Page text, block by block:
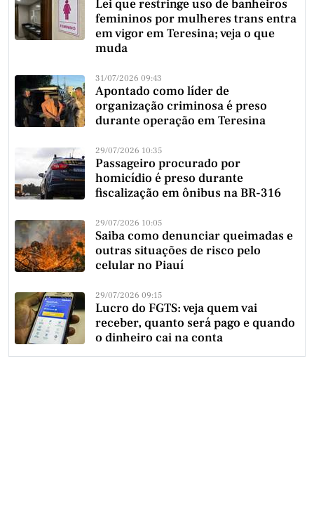
Lei que restringe uso de banheiros
femininos por mulheres trans entra
em vigor em Teresina; veja o que
muda
31/07/2026 09:43
Apontado como líder de
organização criminosa é preso
durante operação em Teresina
29/07/2026 10:35
Passageiro procurado por
homicídio é preso durante
fiscalização em ônibus na BR-316
29/07/2026 10:05
Saiba como denunciar queimadas e
outras situações de risco pelo
celular no Piauí
29/07/2026 09:15
Lucro do FGTS: veja quem vai
receber, quanto será pago e quando
o dinheiro cai na conta